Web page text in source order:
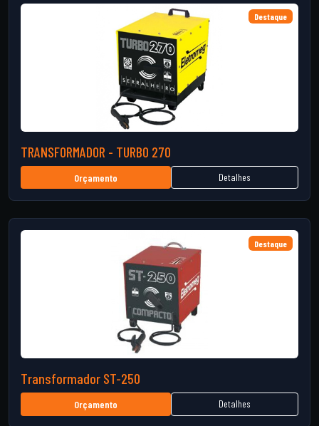
Destaque
TRANSFORMADOR - TURBO 270
Orçamento Detalhes
Destaque
Transformador ST-250
Orçamento Detalhes